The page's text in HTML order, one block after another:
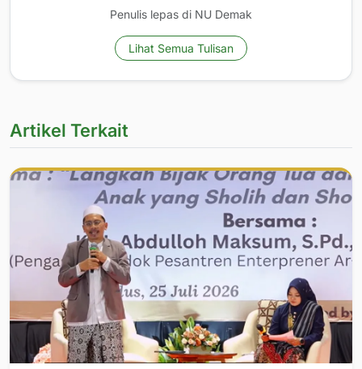
Penulis lepas di NU Demak
Lihat Semua Tulisan
Artikel Terkait